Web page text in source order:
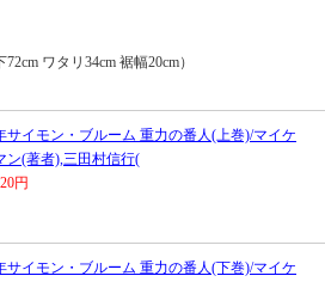
ワタリ34cm 裾幅20cm）
サイモン・ブルーム 重力の番人(上巻)/マイケ
ン(著者),三田村信行(
円
サイモン・ブルーム 重力の番人(下巻)/マイケ